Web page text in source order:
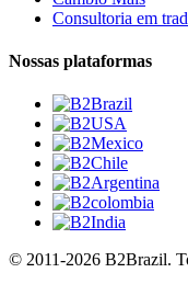
Consultoria em
Nossas plataformas
© 2011-2026 B2Brazil.